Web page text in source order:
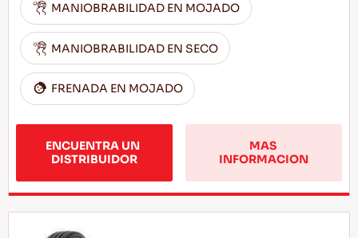
MANIOBRABILIDAD EN MOJADO
MANIOBRABILIDAD EN SECO
FRENADA EN MOJADO
ENCUENTRA UN
DISTRIBUIDOR
MAS
INFORMACION